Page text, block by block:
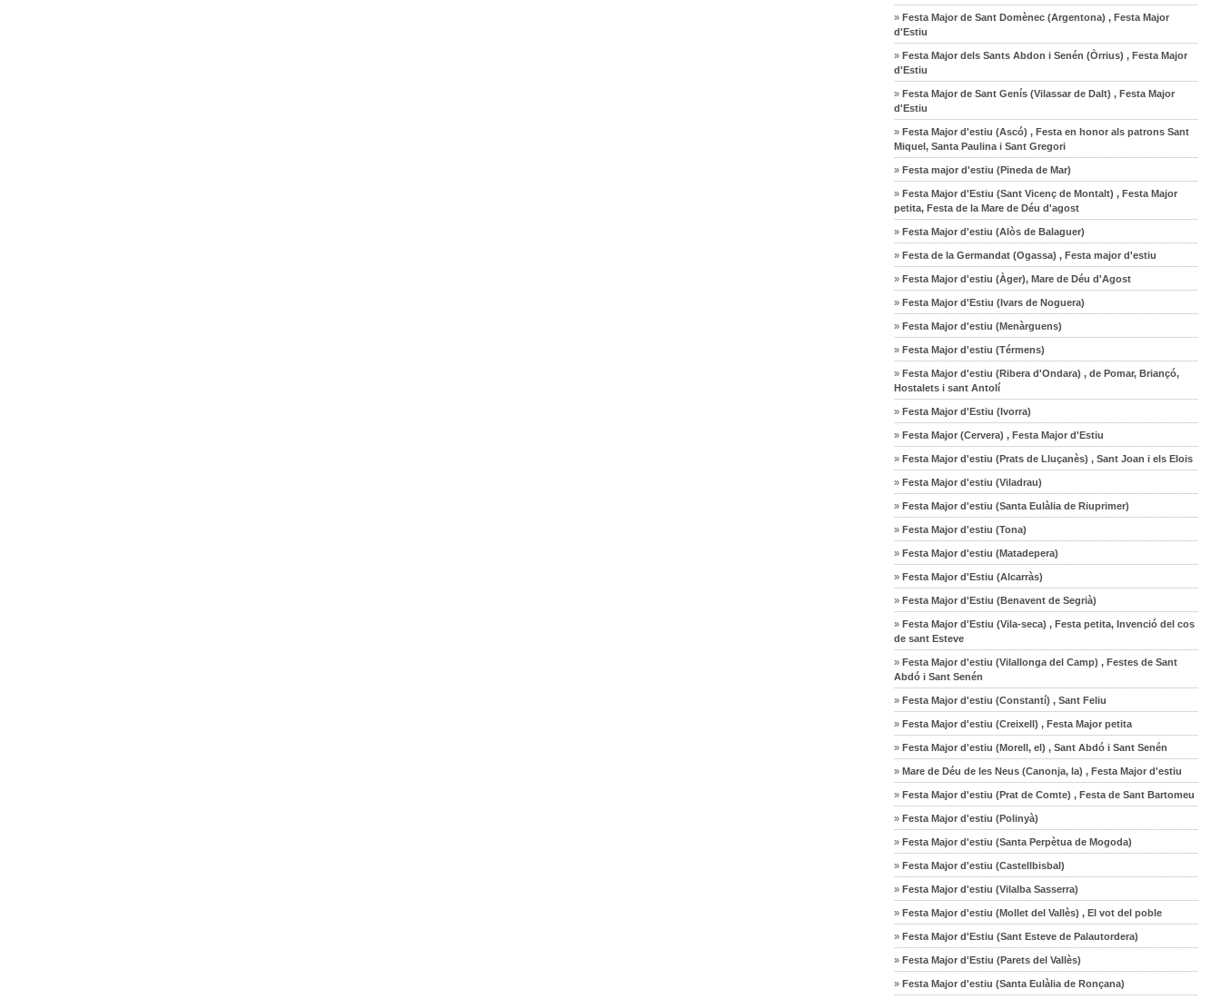
» Festa Major de Sant Domènec (Argentona) , Festa Major
d'Estiu
» Festa Major dels Sants Abdon i Senén (Òrrius) , Festa Major
d'Estiu
» Festa Major de Sant Genís (Vilassar de Dalt) , Festa Major
d'Estiu
» Festa Major d'estiu (Ascó) , Festa en honor als patrons Sant
Miquel, Santa Paulina i Sant Gregori
» Festa major d'estiu (Pineda de Mar)
» Festa Major d'Estiu (Sant Vicenç de Montalt) , Festa Major
petita, Festa de la Mare de Déu d'agost
» Festa Major d'estiu (Alòs de Balaguer)
» Festa de la Germandat (Ogassa) , Festa major d'estiu
» Festa Major d'estiu (Àger), Mare de Déu d'Agost
» Festa Major d'Estiu (Ivars de Noguera)
» Festa Major d'estiu (Menàrguens)
» Festa Major d'estiu (Térmens)
» Festa Major d'estiu (Ribera d'Ondara) , de Pomar, Briançó,
Hostalets i sant Antolí
» Festa Major d'Estiu (Ivorra)
» Festa Major (Cervera) , Festa Major d'Estiu
» Festa Major d'estiu (Prats de Lluçanès) , Sant Joan i els Elois
» Festa Major d'estiu (Viladrau)
» Festa Major d'estiu (Santa Eulàlia de Riuprimer)
» Festa Major d'estiu (Tona)
» Festa Major d'estiu (Matadepera)
» Festa Major d'Estiu (Alcarràs)
» Festa Major d'Estiu (Benavent de Segrià)
» Festa Major d'Estiu (Vila-seca) , Festa petita, Invenció del cos
de sant Esteve
» Festa Major d'estiu (Vilallonga del Camp) , Festes de Sant
Abdó i Sant Senén
» Festa Major d'estiu (Constantí) , Sant Feliu
» Festa Major d'estiu (Creixell) , Festa Major petita
» Festa Major d'estiu (Morell, el) , Sant Abdó i Sant Senén
» Mare de Déu de les Neus (Canonja, la) , Festa Major d'estiu
» Festa Major d'estiu (Prat de Comte) , Festa de Sant Bartomeu
» Festa Major d'estiu (Polinyà)
» Festa Major d'estiu (Santa Perpètua de Mogoda)
» Festa Major d'estiu (Castellbisbal)
» Festa Major d'estiu (Vilalba Sasserra)
» Festa Major d'estiu (Mollet del Vallès) , El vot del poble
» Festa Major d'Estiu (Sant Esteve de Palautordera)
» Festa Major d'Estiu (Parets del Vallès)
» Festa Major d'estiu (Santa Eulàlia de Ronçana)